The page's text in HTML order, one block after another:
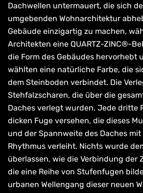
Dachwellen untermauert, die sich
umgebenden Wohnarchitektur
Gebäude einzigartig zu machen,
Architekten eine QUARTZ-ZINC®-
die Form des Gebäudes hervorhebt
wählten eine natürliche Farbe, die
dem Steinboden verbindet. Die
Stehfalzscharen, die über die
Daches verlegt wurden. Jede dritte
dicken Fuge versehen, die dieses
und der Spannweite des Daches
Rhythmus verleiht. Nichts wurde
überlassen, wie die Verbindung der
die eine Reihe von Stufenfugen
urbanen Wellengang dieser neuen